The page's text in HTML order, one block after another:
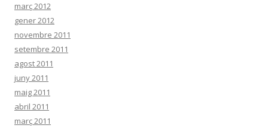
març 2012
gener 2012
novembre 2011
setembre 2011
agost 2011
juny 2011
maig 2011
abril 2011
març 2011